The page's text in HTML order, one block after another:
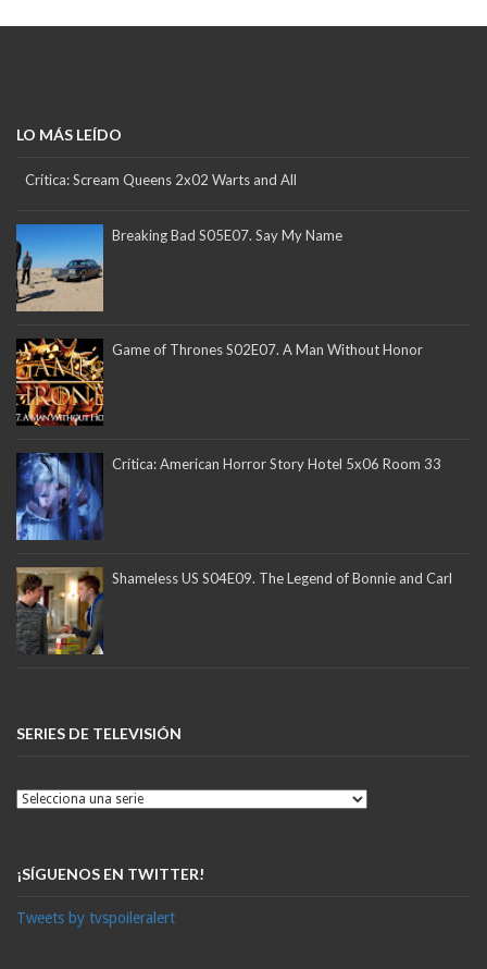
LO MÁS LEÍDO
Crítica: Scream Queens 2x02 Warts and All
Breaking Bad S05E07. Say My Name
Game of Thrones S02E07. A Man Without Honor
Crítica: American Horror Story Hotel 5x06 Room 33
Shameless US S04E09. The Legend of Bonnie and Carl
SERIES DE TELEVISIÓN
¡SÍGUENOS EN TWITTER!
Tweets by tvspoileralert